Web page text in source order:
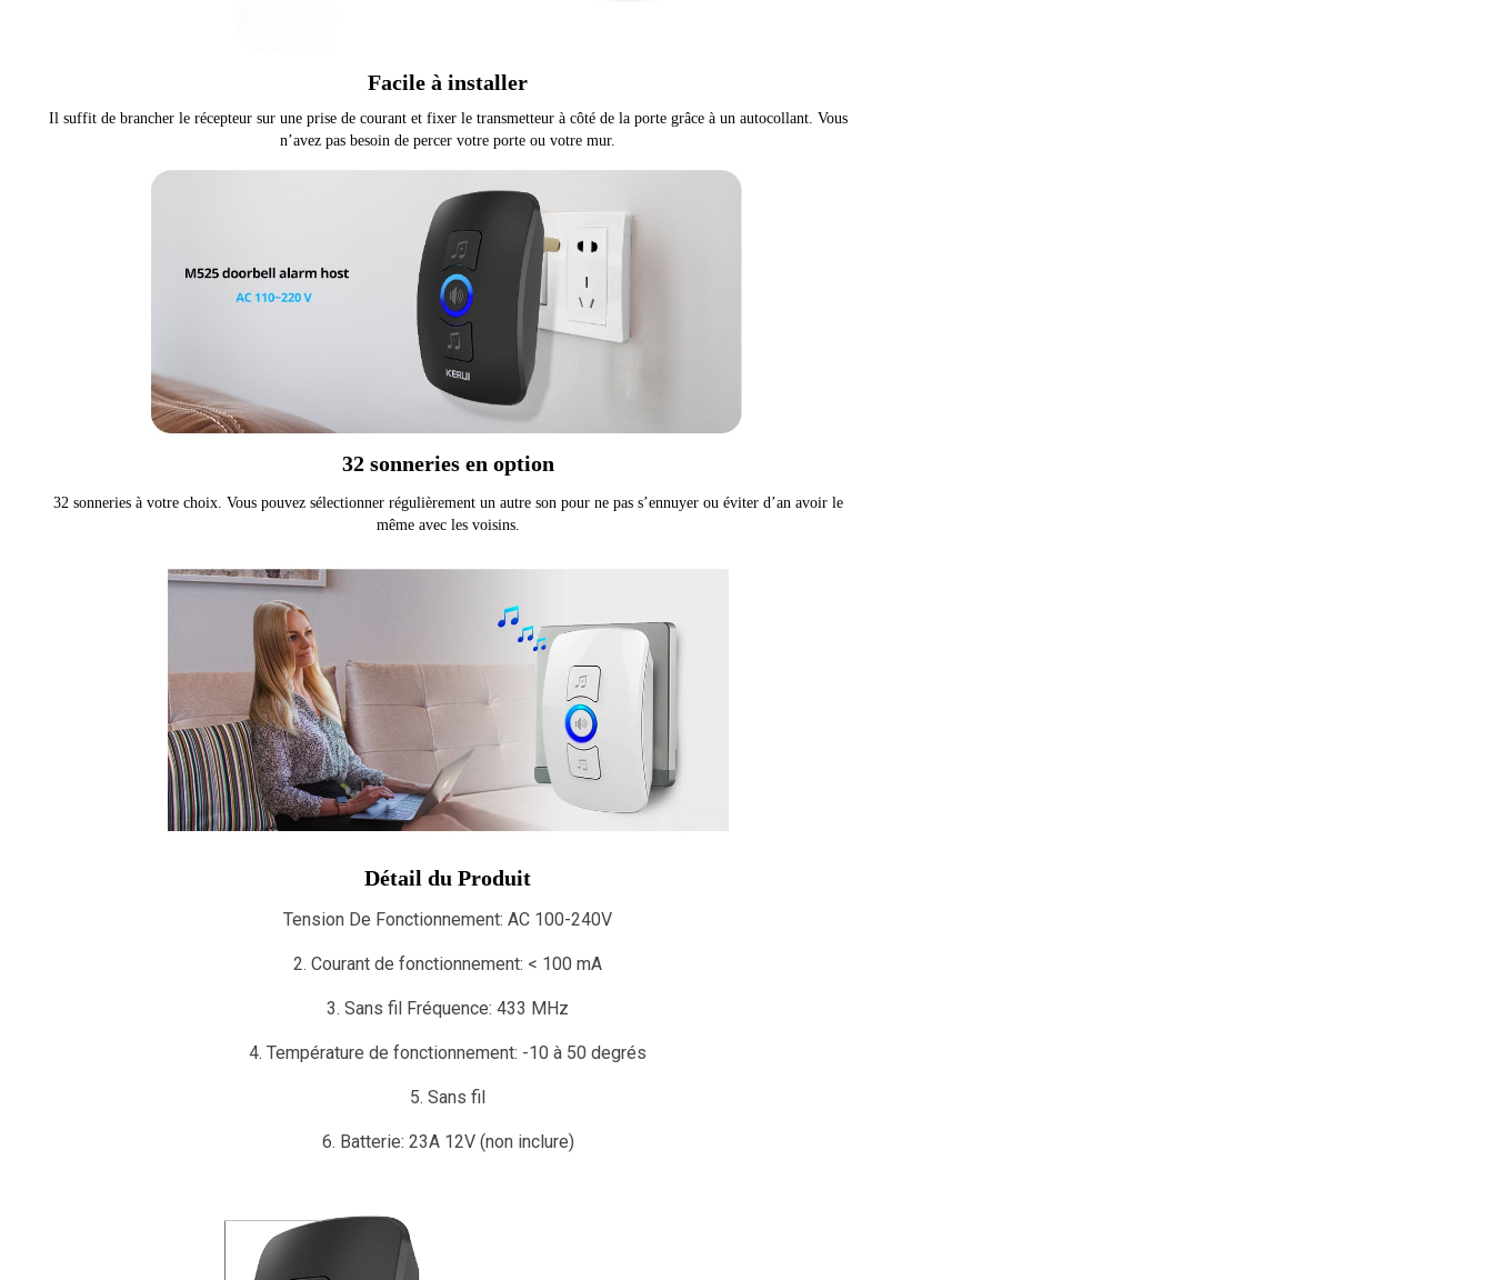
Facile à installer
Il suffit de brancher le récepteur sur une prise de courant et fixer le transmetteur à côté de la porte grâce à un autocollant. Vous
n’avez pas besoin de percer votre porte ou votre mur.
32 sonneries en option
32 sonneries à votre choix. Vous pouvez sélectionner régulièrement un autre son pour ne pas s’ennuyer ou éviter d’an avoir le
même avec les voisins.
Détail du Produit
Tension De Fonctionnement: AC 100-240V
2. Courant de fonctionnement: < 100 mA
3. Sans fil Fréquence: 433 MHz
4. Température de fonctionnement: -10 à 50 degrés
5. Sans fil
6. Batterie: 23A 12V (non inclure)